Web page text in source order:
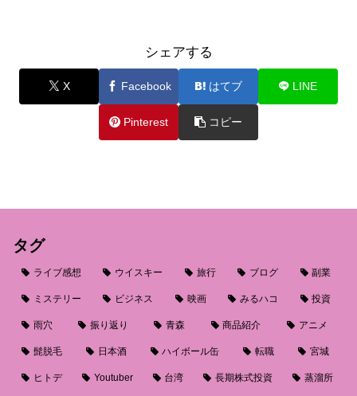
シェアする
X Facebook はてブ LINE
Pinterest コピー
タグ
ライブ感想 ウイスキー 旅行 ブログ 副業
ミステリー ビジネス 映画 みるハコ 投資
雨穴 振り返り 青森 商品紹介 アニメ
髭脱毛 日本酒 ハイボール缶 転職 宮城
ヒトデ Youtuber 台湾 長期株式投資 蒸溜所